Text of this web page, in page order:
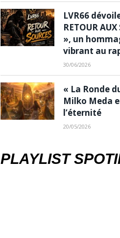
LVR66
RETOUR AUX
», un
vibrant au
30/06/2026
« La Ronde
Milko Meda
l’éternité
20/05/2026
PLAYLIST